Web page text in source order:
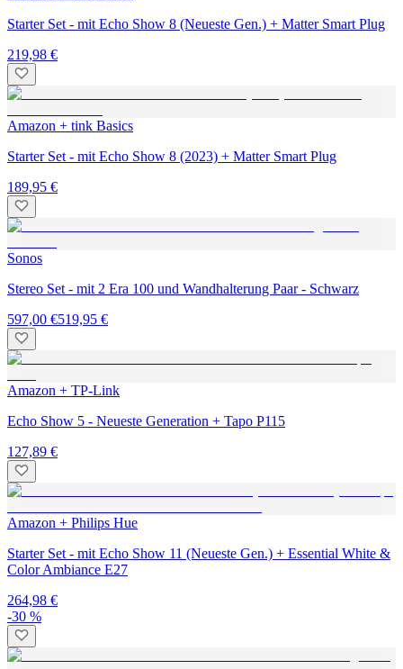
Starter Set - mit Echo Show 8 (Neueste Gen.) + Matter Smart Plug
219,98 €
Amazon + tink Basics
Starter Set - mit Echo Show 8 (2023) + Matter Smart Plug
189,95 €
Sonos
Stereo Set - mit 2 Era 100 und Wandhalterung Paar - Schwarz
597,00 €519,95 €
Amazon + TP-Link
Echo Show 5 - Neueste Generation + Tapo P115
127,89 €
Amazon + Philips Hue
Starter Set - mit Echo Show 11 (Neueste Gen.) + Essential White &
Color Ambiance E27
264,98 €
-30 %